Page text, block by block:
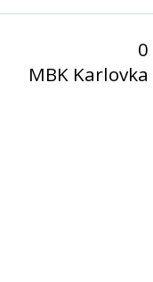
0
MBK Karlovka